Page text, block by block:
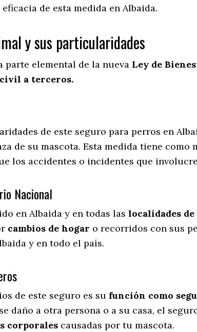
de esta medida en Albaida.
y sus particularidades
parte elemental de la nueva Ley de
a terceros.
de este seguro para perros en
de su mascota. Esta medida tiene
los accidentes o incidentes que
Nacional
en Albaida y en todas las localidades de
cambios de hogar o recorridos con sus
y en todo el país.
de este seguro es su función como
daño a otra persona o a su casa, el
corporales causadas por tu mascota.